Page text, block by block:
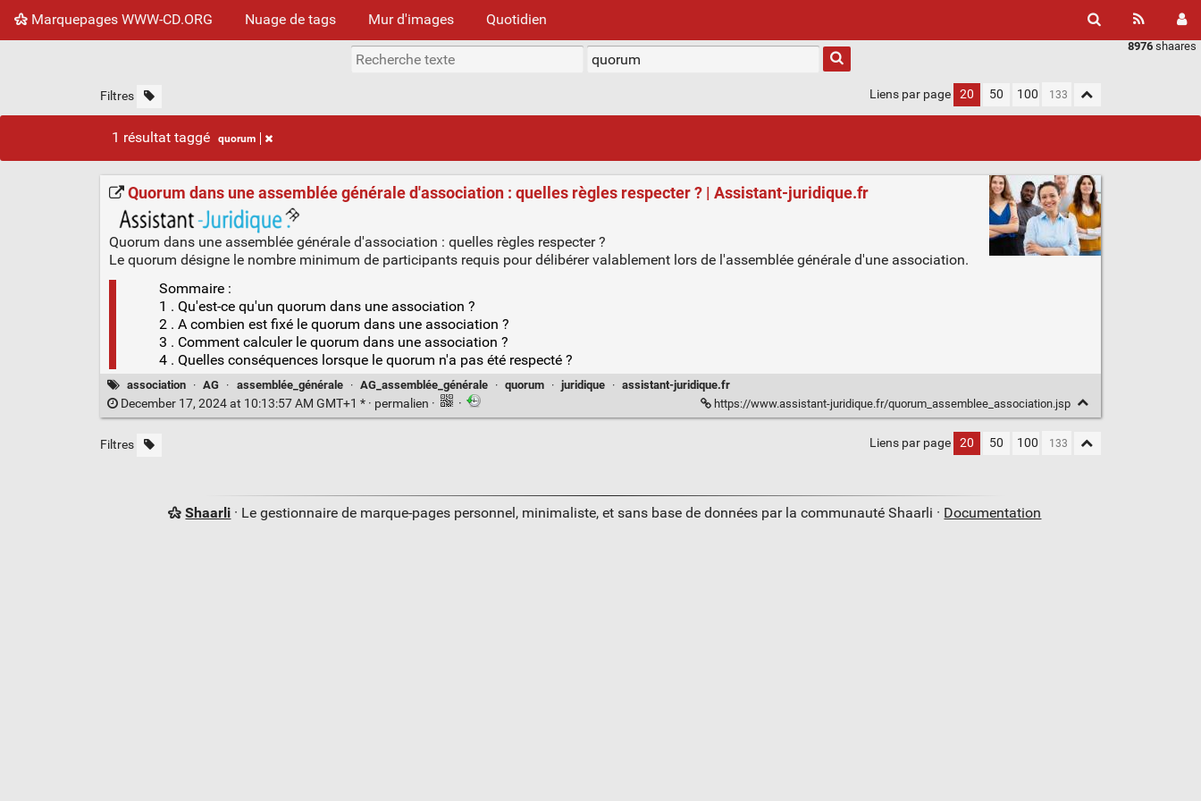
Marquepages WWW-CD.ORG Nuage de tags Mur d'images Quotidien
8976 shaares
Filtres Liens par page 20 50 100
1 résultat taggé quorum
Quorum dans une assemblée générale d'association : quelles règles respecter ? | Assistant-juridique.fr
Quorum dans une assemblée générale d'association : quelles règles respecter ?
Le quorum désigne le nombre minimum de participants requis pour délibérer valablement lors de l'assemblée générale d'une association.
Sommaire :
1 . Qu'est-ce qu'un quorum dans une association ?
2 . A combien est fixé le quorum dans une association ?
3 . Comment calculer le quorum dans une association ?
4 . Quelles conséquences lorsque le quorum n'a pas été respecté ?
association · AG · assemblée_générale · AG_assemblée_générale · quorum · juridique · assistant-juridique.fr
December 17, 2024 at 10:13:57 AM GMT+1 * · permalien · · https://www.assistant-juridique.fr/quorum_assemblee_association.jsp
Filtres Liens par page 20 50 100
Shaarli · Le gestionnaire de marque-pages personnel, minimaliste, et sans base de données par la communauté Shaarli · Documentation